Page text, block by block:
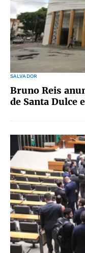
SALVADOR
Bruno Reis
de Santa Dulce